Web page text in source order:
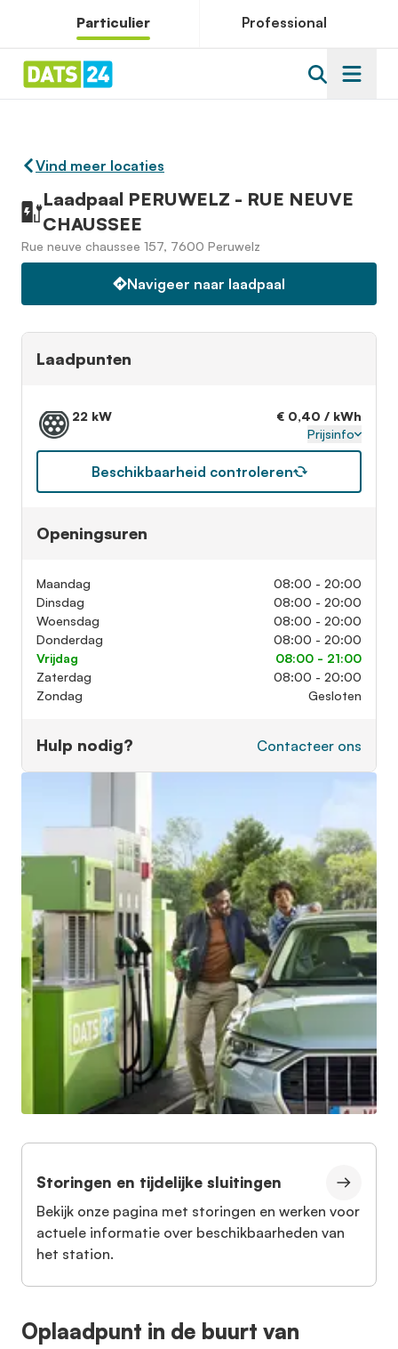
Particulier Professional
Vind meer locaties
Laadpaal PERUWELZ - RUE NEUVE
CHAUSSEE
Rue neuve chaussee 157, 7600 Peruwelz
Navigeer naar laadpaal
Laadpunten
22 kW
€ 0,40 / kWh
Prijsinfo
Beschikbaarheid controleren
Openingsuren
Maandag
08:00 - 20:00
Dinsdag
08:00 - 20:00
Woensdag
08:00 - 20:00
Donderdag
08:00 - 20:00
Vrijdag
08:00 - 21:00
Zaterdag
08:00 - 20:00
Zondag
Gesloten
Hulp nodig? Contacteer ons
Storingen en tijdelijke sluitingen
Bekijk onze pagina met storingen en werken voor
actuele informatie over beschikbaarheden van
het station.
Oplaadpunt in de buurt van